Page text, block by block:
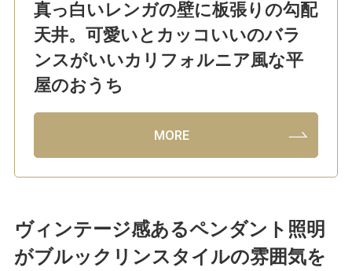
真っ白いレンガの壁に板張りの勾配
天井。可愛いとカッコいいのバラ
ンスがいいカリフォルニア風な平
屋のおうち
MORE
ヴィンテージ感あるペンダント照明
がブルックリンスタイルの雰囲気を